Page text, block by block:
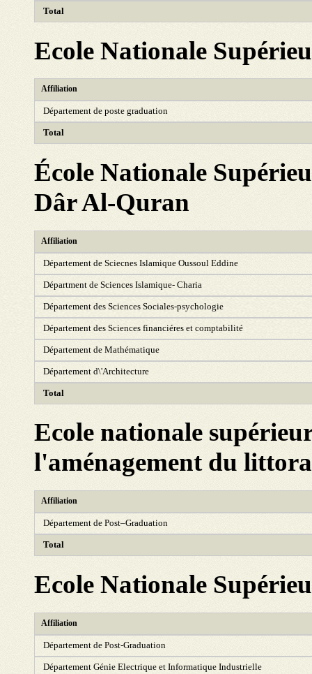
Total
Ecole Nationale
Affiliation
Département de poste graduation
Total
École Nationale
Dâr Al-Quran
Affiliation
Département de Sciecnes Islamique Oussoul Eddine
Départment de Sciences Islamique- Charia
Département des Sciences Sociales-psychologie
Département des Sciences financiéres et comptabilité
Département de Mathématique
Département d\'Architecture
Total
Ecole nationale
l'aménagement du
Affiliation
Département de Post–Graduation
Total
Ecole Nationale
Affiliation
Département de Post-Graduation
Département Génie Electrique et Informatique Industrielle